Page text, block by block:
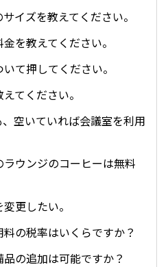
イズを教えてください。
を教えてください。
て押してください。
てください。
空いていれば会議室を利用
ウンジのコーヒーは無料
更したい。
の税率はいくらですか？
の追加は可能ですか？